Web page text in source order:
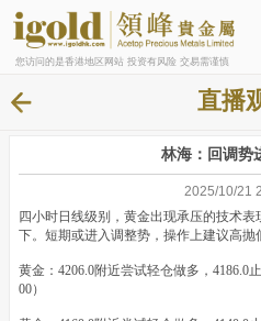
您访问的是香港地区网站 投资有风险 交易需谨慎
直播
林海：回调势
2025/10/21
四小时日线级别，黄金出现承压的技术
下。短期或进入调整势，操作上建议高抛
黄金：4206.0附近尝试轻仓做多，4186.0
00）